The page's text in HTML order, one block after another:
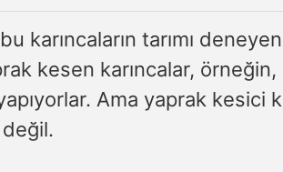
karıncaların tarımı
kesen karıncalar,
Ama yaprak kesici